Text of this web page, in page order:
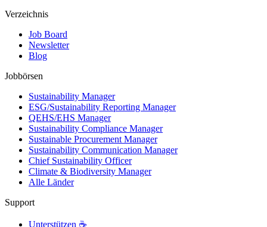
Verzeichnis
Job Board
Newsletter
Blog
Jobbörsen
Sustainability Manager
ESG/Sustainability Reporting Manager
QEHS/EHS Manager
Sustainability Compliance Manager
Sustainable Procurement Manager
Sustainability Communication Manager
Chief Sustainability Officer
Climate & Biodiversity Manager
Alle Länder
Support
Unterstützen ☕